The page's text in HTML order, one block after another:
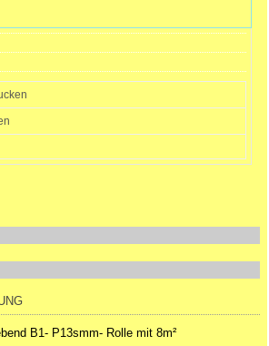
B1- P13smm- Rolle mit 8m²